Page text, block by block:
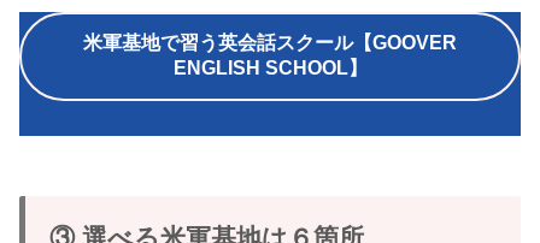
米軍基地で習う英会話スクール【GOOVER
ENGLISH SCHOOL】